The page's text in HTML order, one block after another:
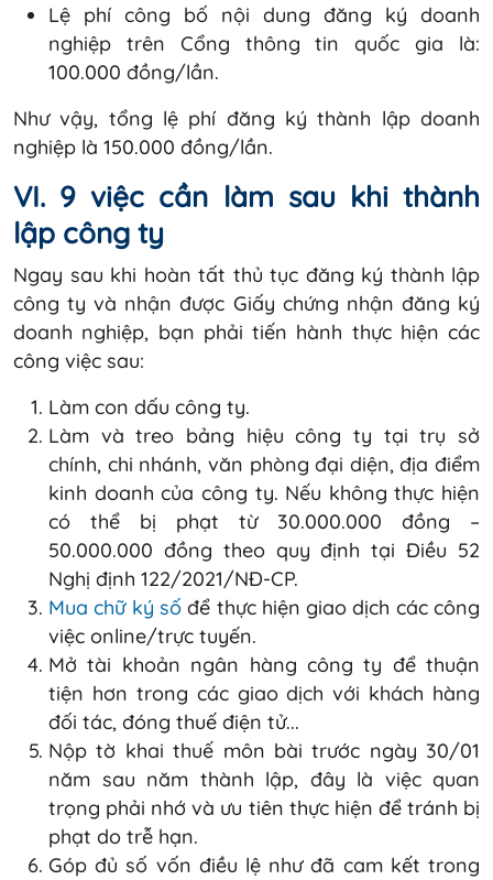
Lệ phí công bố nội dung đăng ký doanh
nghiệp trên Cổng thông tin quốc gia là:
100.000 đồng/lần.
Như vậy, tổng lệ phí đăng ký thành lập doanh
nghiệp là 150.000 đồng/lần.
VI. 9 việc cần làm sau khi thành
lập công ty
Ngay sau khi hoàn tất thủ tục đăng ký thành lập
công ty và nhận được Giấy chứng nhận đăng ký
doanh nghiệp, bạn phải tiến hành thực hiện các
công việc sau:
Làm con dấu công ty.
Làm và treo bảng hiệu công ty tại trụ sở
chính, chi nhánh, văn phòng đại diện, địa điểm
kinh doanh của công ty. Nếu không thực hiện
có thể bị phạt từ 30.000.000 đồng –
50.000.000 đồng theo quy định tại Điều 52
Nghị định 122/2021/NĐ-CP.
Mua chữ ký sốđể thực hiện giao dịch các công
việc online/trực tuyến.
Mở tài khoản ngân hàng công ty để thuận
tiện hơn trong các giao dịch với khách hàng
đối tác, đóng thuế điện tử...
Nộp tờ khai thuế môn bài trước ngày 30/01
năm sau năm thành lập, đây là việc quan
trọng phải nhớ và ưu tiên thực hiện để tránh bị
phạt do trễ hạn.
Góp đủ số vốn điều lệ như đã cam kết trong